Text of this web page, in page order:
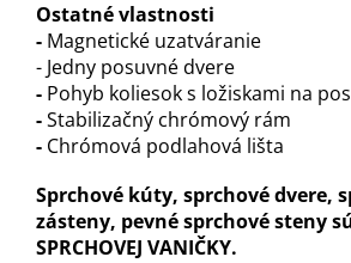
Ostatné vlastnosti
- Magnetické uzatváranie
- Jedny posuvné dvere
- Pohyb koliesok s ložiskami na
-Stabilizačný chrómový rám
- Chrómová podlahová lišta
Sprchové kúty, sprchové dvere,
zásteny, pevné sprchové steny
SPRCHOVEJ VANIČKY.